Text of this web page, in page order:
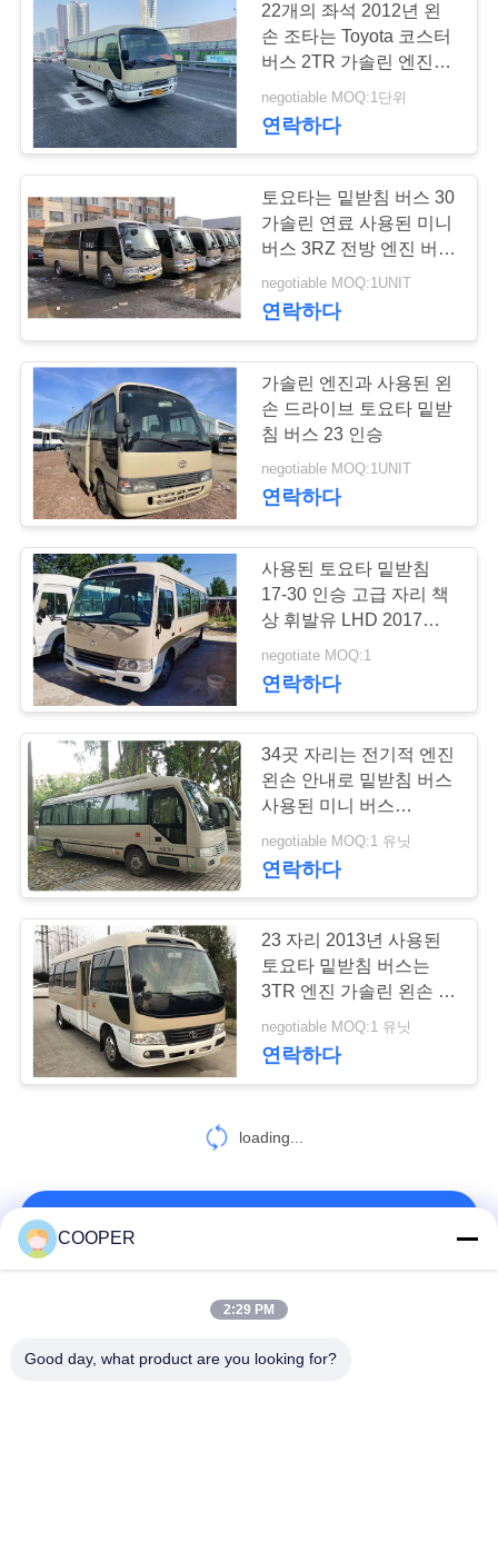
주
세
요
인
용
문
을
요
구
하
세
요
사
이
트
맵
정
호
정
사용된 덤프 트럭
사용된 차 버스
391
사용된 관광 버스
226
사용 된 화물 트럭
소형 트럭
29
22개의 좌석 2012년 왼
손 조타는 Toyota 코스터
버스 2TR 가솔린 엔진을
사용했습니다
negotiable MOQ:1단위
연락하다
토요타는 밑받침 버스 30
가솔린 연료 사용된 미니
버스 3RZ 전방 엔진 버스
를 사용했습니다
negotiable MOQ:1UNIT
연락하다
가솔린 엔진과 사용된 왼
손 드라이브 토요타 밑받
침 버스 23 인승
negotiable MOQ:1UNIT
연락하다
사용된 토요타 밑받침
17-30 인승 고급 자리 책
상 휘발유 LHD 2017년
은 일본에서 했습니다
negotiate MOQ:1
연락하다
34곳 자리는 전기적 엔진
왼손 안내로 밑받침 버스
사용된 미니 버스
XML6809를 사용했습니
다
negotiable MOQ:1 유닛
연락하다
23 자리 2013년 사용된
토요타 밑받침 버스는
3TR 엔진 가솔린 왼손 안
내로 작아서 사용되었습
니다
negotiable MOQ:1 유닛
연락하다
loading...
COOPER
2:29 PM
Good day, what product are you looking for?